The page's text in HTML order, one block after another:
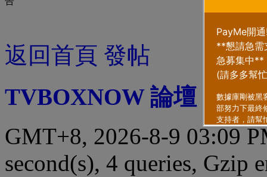
返回首頁 發帖
TVBOXNOW 論壇
聯繫
GMT+8, 2026-8-9 03:09
second(s), 4 queries, Gzip